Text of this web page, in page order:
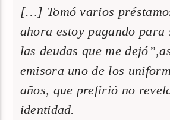
[…] Tomó varios
ahora estoy pagando para
las deudas que me
emisora uno de los
años, que prefirió no
identidad.